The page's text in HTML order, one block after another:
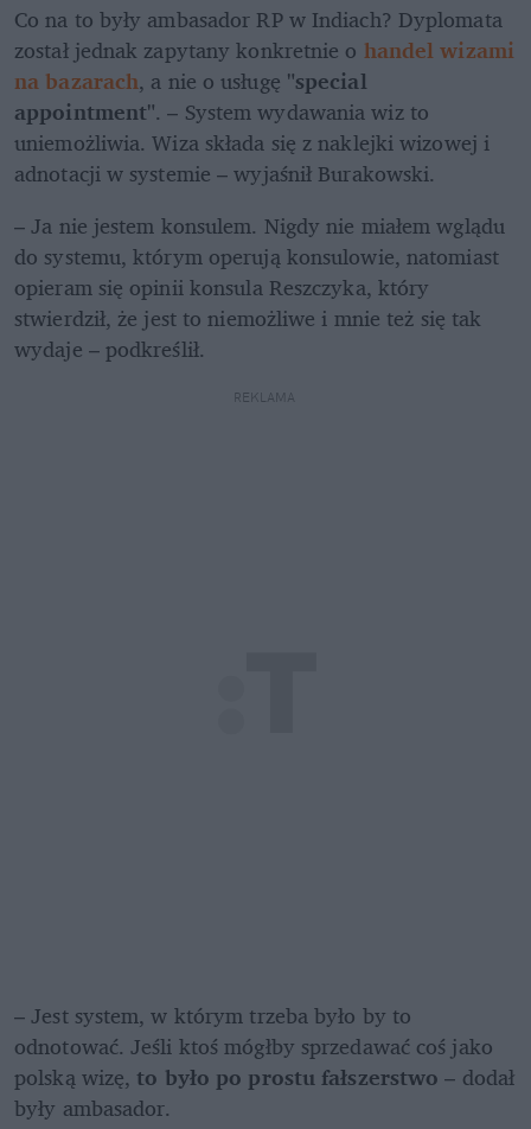
Co na to były ambasador RP w Indiach? Dyplomata
został jednak zapytany konkretnie o handel wizami
na bazarach, a nie o usługę "special
appointment". – System wydawania wiz to
uniemożliwia. Wiza składa się z naklejki wizowej i
adnotacji w systemie – wyjaśnił Burakowski.
– Ja nie jestem konsulem. Nigdy nie miałem wglądu
do systemu, którym operują konsulowie, natomiast
opieram się opinii konsula Reszczyka, który
stwierdził, że jest to niemożliwe i mnie też się tak
wydaje – podkreślił.
REKLAMA
– Jest system, w którym trzeba było by to
odnotować. Jeśli ktoś mógłby sprzedawać coś jako
polską wizę, to było po prostu fałszerstwo – dodał
były ambasador.